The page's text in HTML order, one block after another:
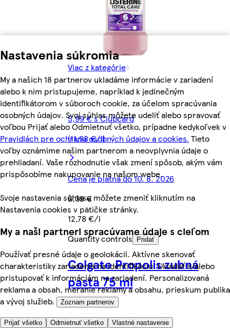
Nastavenia súkromia
My a našich 18 partnerov ukladáme informácie v zariadení
alebo k nim pristupujeme, napríklad k jedinečným
identifikátorom v súboroch cookie, za účelom spracúvania
osobných údajov. Svoj súhlas môžete udeliť alebo spravovať
voľbou Prijať alebo Odmietnuť všetko, prípadne kedykoľvek v
Pravidlách pre ochranu osobných údajov a cookies. Tieto
voľby oznámime našim partnerom a neovplyvnia údaje o
prehliadaní. Vaše rozhodnutie však zmení spôsob, akým vám
prispôsobíme nakupovanie na našom webe.
Svoje nastavenia súhlasu môžete zmeniť kliknutím na
Nastavenia cookies v pätičke stránky.
My a naši partneri spracúvame údaje s cieľom
Používať presné údaje o geolokácii. Aktívne skenovať
charakteristiky zariadenia na identifikáciu. Ukladať a/alebo
pristupovať k informáciám na zariadení. Personalizovaná
reklama a obsah, meranie reklamy a obsahu, prieskum publika
a vývoj služieb.
Zoznam partnerov
Prijať všetko Odmietnuť všetko Vlastné nastavenie
Viac z kategórie
5,99 € s Clubcard
(11,98 €/l)
Cena je platná do 10. 8. 2026
6,39 €
12,78 €/l
Quantity controls
Pridať
Colgate Propolis zubná
pasta 75 ml